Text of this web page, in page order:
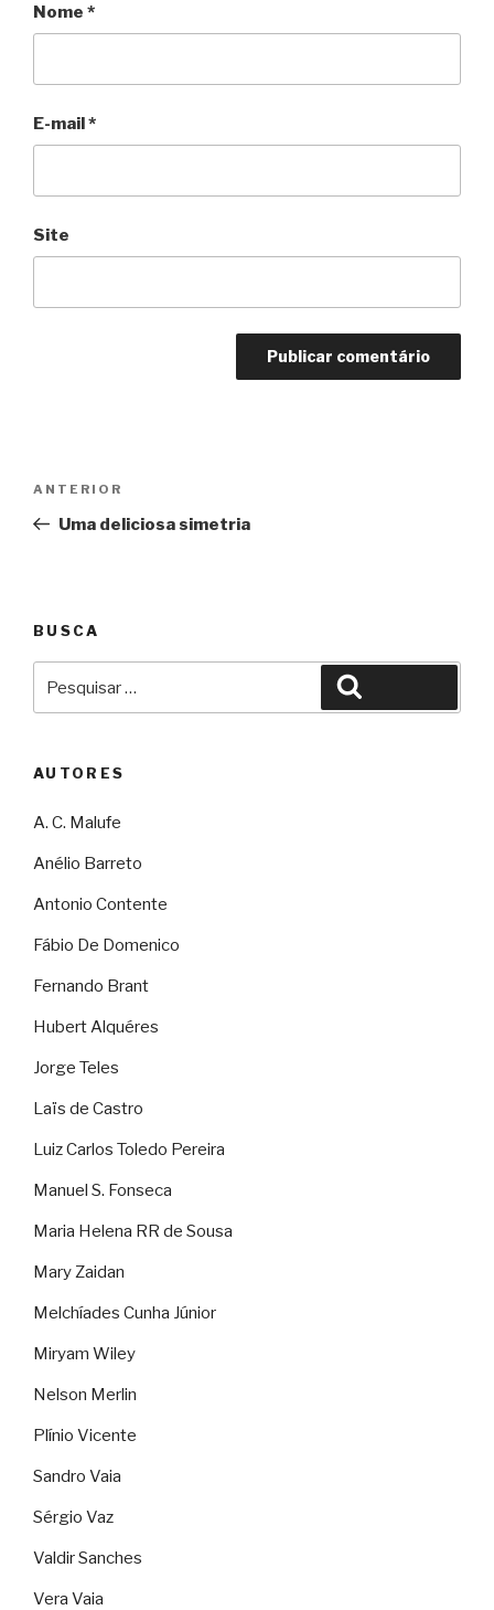
Nome *
E-mail*
Site
Post
Anterior
ANTERIOR
Uma deliciosa simetria
BUSCA
por:
AUTORES
A. C. Malufe
Anélio Barreto
Antonio Contente
Fábio De Domenico
Fernando Brant
Hubert Alquéres
Jorge Teles
Laïs de Castro
Luiz Carlos Toledo Pereira
Manuel S. Fonseca
Maria Helena RR de Sousa
Mary Zaidan
Melchíades Cunha Júnior
Miryam Wiley
Nelson Merlin
Plínio Vicente
Sandro Vaia
Sérgio Vaz
Valdir Sanches
Vera Vaia